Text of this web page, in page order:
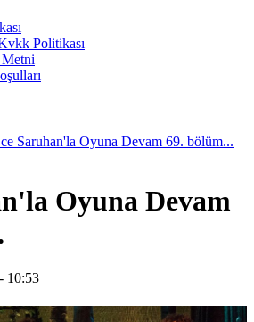
Politikası
Metni
Saruhan'la Oyuna Devam 69. bölüm...
Oyuna Devam
10:53